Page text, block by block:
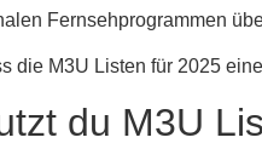
Fernsehprogrammen
die M3U Listen für 2025
du M3U